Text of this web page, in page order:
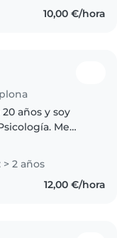
y tarde,
10,00 €/hora
años y soy
Me
paciente y
pasar tiempo
acompañarlos en
2 años
12,00 €/hora